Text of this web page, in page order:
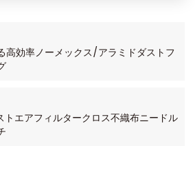
高効率ノーメックス/アラミドダストフ
トエアフィルタークロス不織布ニードル